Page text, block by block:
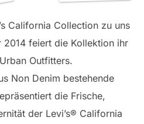
California Collection zu uns
2014 feiert die Kollektion ihr
Outfitters.
Non Denim bestehende
die Frische,
der Levi’s® California